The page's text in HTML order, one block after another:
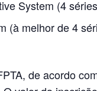
System (4
(à melhor de 4
de acordo